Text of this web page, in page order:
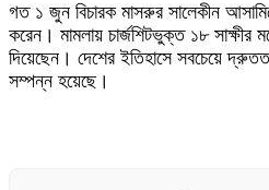
গত ১ জুন বিচারক মাসরুর সালেকীন
করেন। মামলায় চার্জশিটভুক্ত ১৮ সাক্ষীর
দিয়েছেন। দেশের ইতিহাসে সবচেয়ে
সম্পন্ন হয়েছে।